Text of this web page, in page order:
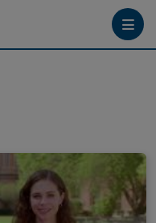
Ingresa